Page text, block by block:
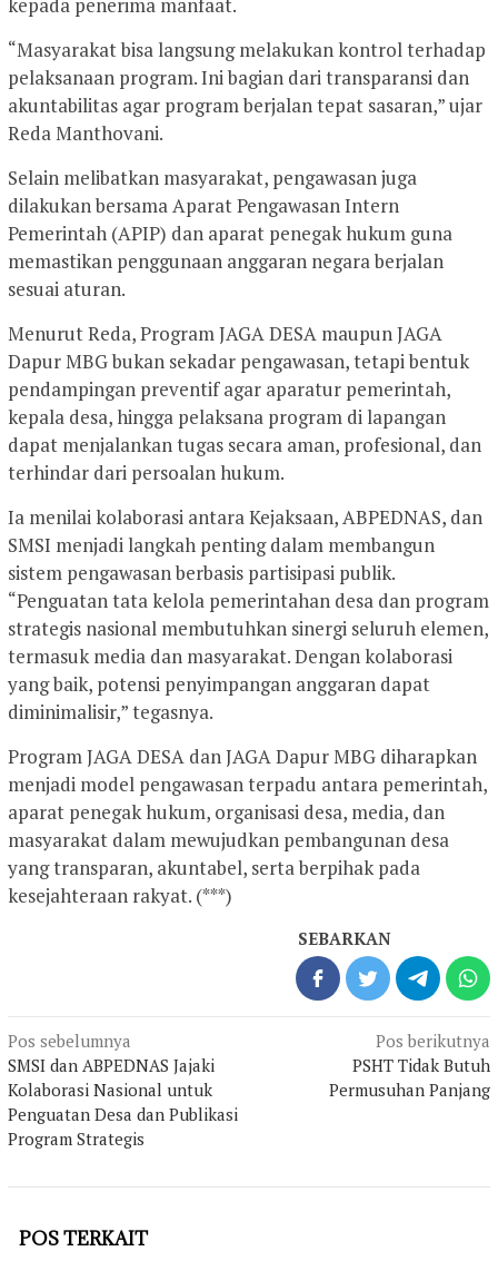
“Masyarakat bisa langsung melakukan kontrol terhadap
pelaksanaan program. Ini bagian dari transparansi dan
akuntabilitas agar program berjalan tepat sasaran,” ujar
Reda Manthovani.
Selain melibatkan masyarakat, pengawasan juga
dilakukan bersama Aparat Pengawasan Intern
Pemerintah (APIP) dan aparat penegak hukum guna
memastikan penggunaan anggaran negara berjalan
sesuai aturan.
Menurut Reda, Program JAGA DESA maupun JAGA
Dapur MBG bukan sekadar pengawasan, tetapi bentuk
pendampingan preventif agar aparatur pemerintah,
kepala desa, hingga pelaksana program di lapangan
dapat menjalankan tugas secara aman, profesional, dan
terhindar dari persoalan hukum.
Ia menilai kolaborasi antara Kejaksaan, ABPEDNAS, dan
SMSI menjadi langkah penting dalam membangun
sistem pengawasan berbasis partisipasi publik.
“Penguatan tata kelola pemerintahan desa dan program
strategis nasional membutuhkan sinergi seluruh elemen,
termasuk media dan masyarakat. Dengan kolaborasi
yang baik, potensi penyimpangan anggaran dapat
diminimalisir,” tegasnya.
Program JAGA DESA dan JAGA Dapur MBG diharapkan
menjadi model pengawasan terpadu antara pemerintah,
aparat penegak hukum, organisasi desa, media, dan
masyarakat dalam mewujudkan pembangunan desa
yang transparan, akuntabel, serta berpihak pada
kesejahteraan rakyat. (***)
SEBARKAN
Navigasi
pos
Pos sebelumnya
SMSI dan ABPEDNAS Jajaki
Kolaborasi Nasional untuk
Penguatan Desa dan Publikasi
Program Strategis
Pos berikutnya
PSHT Tidak Butuh
Permusuhan Panjang
POS TERKAIT